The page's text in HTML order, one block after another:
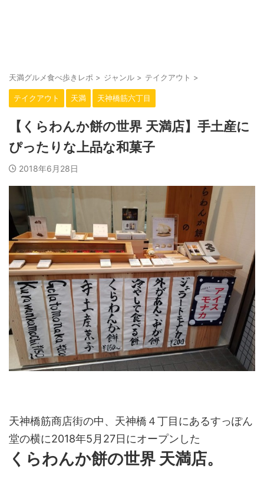
天満グルメ食べ歩きレポ > ジャンル > テイクアウト >
テイクアウト 天満 天神橋筋六丁目
【くらわんか餅の世界 天満店】手土産に
ぴったりな上品な和菓子
2018年6月28日
天神橋筋商店街の中、天神橋４丁目にあるすっぽん
堂の横に2018年5月27日にオープンした
くらわんか餅の世界 天満店。